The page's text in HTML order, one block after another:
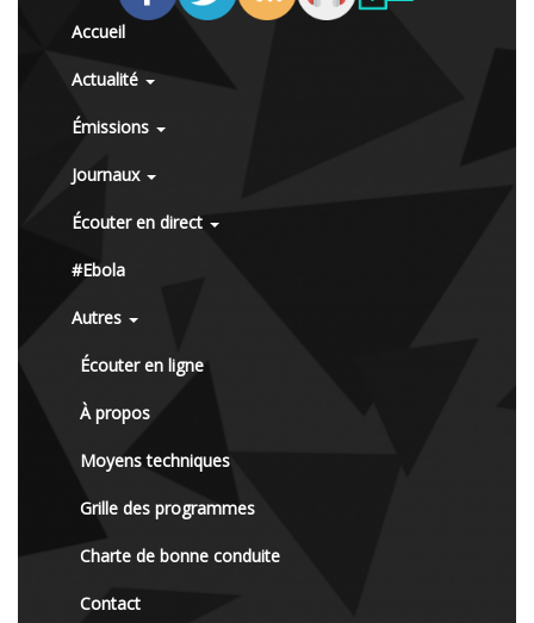
Accueil
Actualité
Émissions
Journaux
Écouter en direct
#Ebola
Autres
Écouter en ligne
À propos
Moyens techniques
Grille des programmes
Charte de bonne conduite
Contact